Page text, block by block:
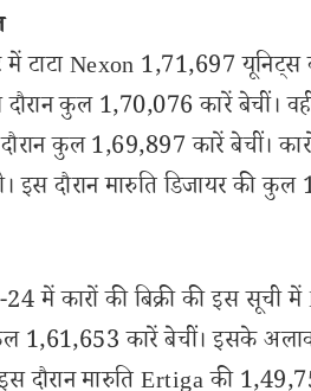
में टाटा Nexon 1,71,697
कुल 1,70,076 कारें बेचीं।
दौरान कुल 1,69,897 कारें बेचीं।
इस दौरान मारुति डिजायर की
में कारों की बिक्री की इस सूची
1,61,653 कारें बेचीं। इसके